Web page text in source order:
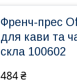
Френч-прес
для кави та
скла 100602
484 ₴